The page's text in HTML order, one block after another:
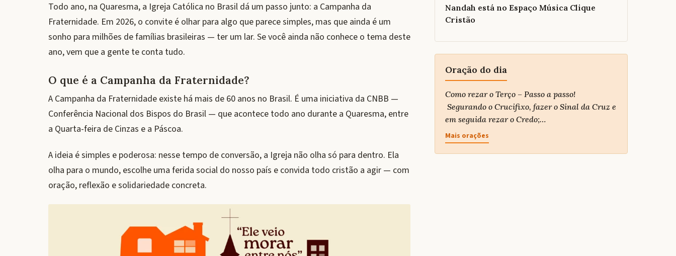
Todo ano, na Quaresma, a Igreja Católica no Brasil dá um passo junto: a Campanha da
Fraternidade. Em 2026, o convite é olhar para algo que parece simples, mas que ainda é um
sonho para milhões de famílias brasileiras — ter um lar. Se você ainda não conhece o tema deste
ano, vem que a gente te conta tudo.
O que é a Campanha da Fraternidade?
A Campanha da Fraternidade existe há mais de 60 anos no Brasil. É uma iniciativa da CNBB —
Conferência Nacional dos Bispos do Brasil — que acontece todo ano durante a Quaresma, entre
a Quarta-feira de Cinzas e a Páscoa.
A ideia é simples e poderosa: nesse tempo de conversão, a Igreja não olha só para dentro. Ela
olha para o mundo, escolhe uma ferida social do nosso país e convida todo cristão a agir — com
oração, reflexão e solidariedade concreta.
Nandah está no Espaço Música Clique
Cristão
Oração do dia
Como rezar o Terço – Passo a passo!
Segurando o Crucifixo, fazer o Sinal da Cruz e
em seguida rezar o Credo;…
Mais orações